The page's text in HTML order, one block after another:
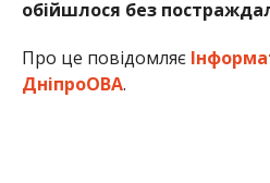
обійшлося без
Про це повідомляє
ДніпроОВА.